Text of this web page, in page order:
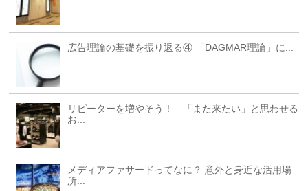
広告理論の基礎を振り返る④ 「DAGMAR理論」に...
リピーターを増やそう！ 「また来たい」と思わせる
お...
メディアファサードってなに？ 意外と身近な活用場
所...